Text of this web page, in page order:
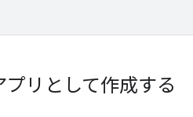
プリとして作成する